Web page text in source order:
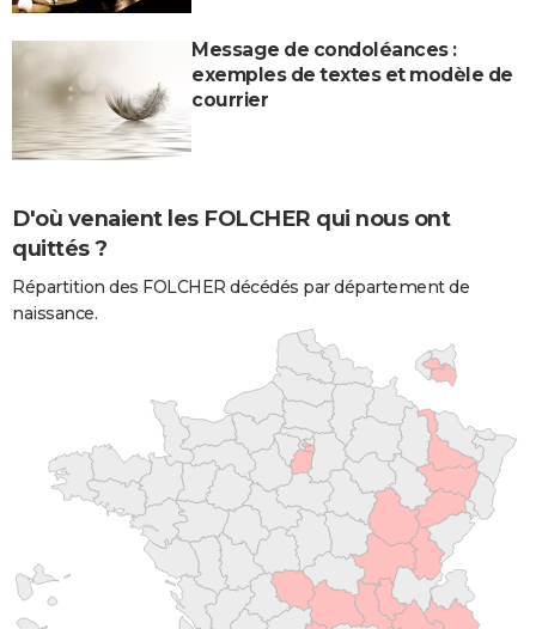
Message de condoléances :
exemples de textes et modèle de
courrier
D'où venaient les FOLCHER qui nous ont
quittés ?
Répartition des FOLCHER décédés par département de
naissance.